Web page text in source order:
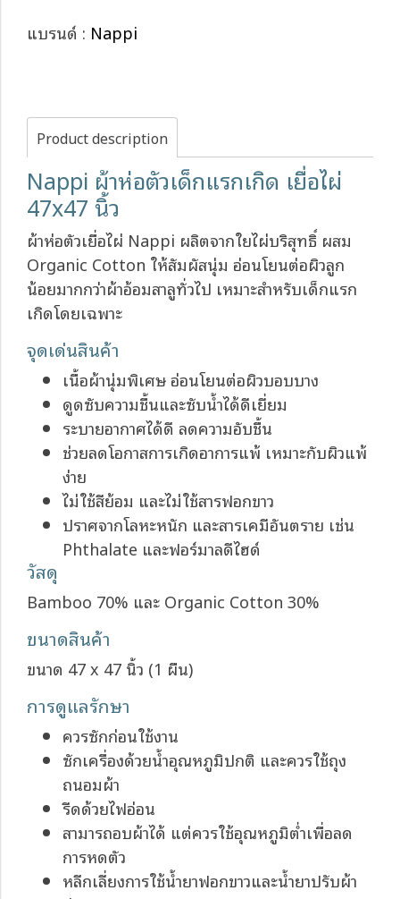
แบรนด์ : Nappi
Product description
Nappi ผ้าห่อตัวเด็กแรกเกิด เยื่อไผ่
47x47 นิ้ว
ผ้าห่อตัวเยื่อไผ่ Nappi ผลิตจากใยไผ่บริสุทธิ์ ผสม
Organic Cotton ให้สัมผัสนุ่ม อ่อนโยนต่อผิวลูก
น้อยมากกว่าผ้าอ้อมสาลูทั่วไป เหมาะสำหรับเด็กแรก
เกิดโดยเฉพาะ
จุดเด่นสินค้า
เนื้อผ้านุ่มพิเศษ อ่อนโยนต่อผิวบอบบาง
ดูดซับความชื้นและซับน้ำได้ดีเยี่ยม
ระบายอากาศได้ดี ลดความอับชื้น
ช่วยลดโอกาสการเกิดอาการแพ้ เหมาะกับผิวแพ้
ง่าย
ไม่ใช้สีย้อม และไม่ใช้สารฟอกขาว
ปราศจากโลหะหนัก และสารเคมีอันตราย เช่น
Phthalate และฟอร์มาลดีไฮด์
วัสดุ
Bamboo 70% และ Organic Cotton 30%
ขนาดสินค้า
ขนาด 47 x 47 นิ้ว (1 ผืน)
การดูแลรักษา
ควรซักก่อนใช้งาน
ซักเครื่องด้วยน้ำอุณหภูมิปกติ และควรใช้ถุง
ถนอมผ้า
รีดด้วยไฟอ่อน
สามารถอบผ้าได้ แต่ควรใช้อุณหภูมิต่ำเพื่อลด
การหดตัว
หลีกเลี่ยงการใช้น้ำยาฟอกขาวและน้ำยาปรับผ้า